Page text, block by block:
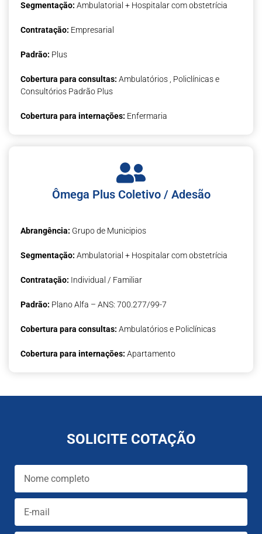
Segmentação: Ambulatorial + Hospitalar com obstetrícia
Contratação: Empresarial
Padrão: Plus
Cobertura para consultas: Ambulatórios , Policlínicas e
Consultórios Padrão Plus
Cobertura para internações: Enfermaria
Ômega Plus Coletivo / Adesão
Abrangência: Grupo de Municipios
Segmentação: Ambulatorial + Hospitalar com obstetrícia
Contratação: Individual / Familiar
Padrão: Plano Alfa – ANS: 700.277/99-7
Cobertura para consultas: Ambulatórios e Policlínicas
Cobertura para internações: Apartamento
SOLICITE COTAÇÃO